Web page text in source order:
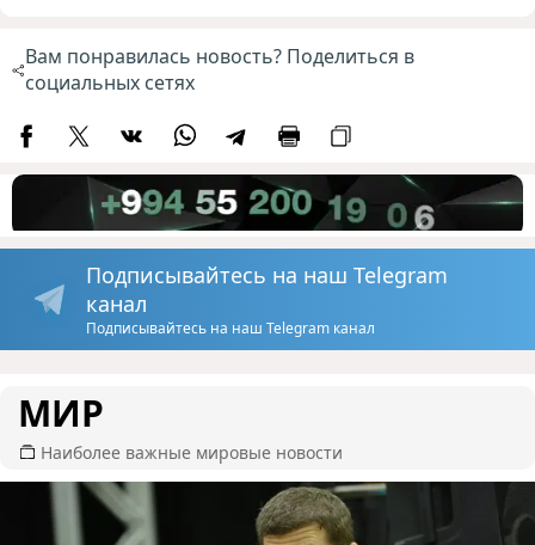
Вам понравилась новость? Поделиться в
социальных сетях
Подписывайтесь на наш Telegram
канал
Подписывайтесь на наш Telegram канал
МИР
Наиболее важные мировые новости